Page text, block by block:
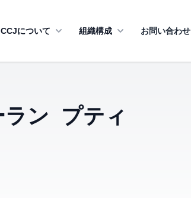
CCJについて 組織構成 お問い合わせ
ラン プティ